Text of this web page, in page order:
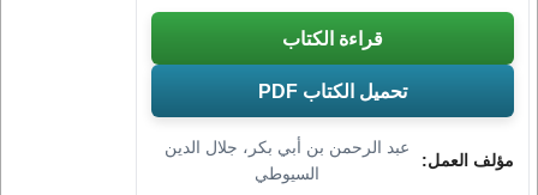
مؤلف العمل:
عبد الرحمن بن أبي بكر، جلال الدين
السيوطي
قراءة الكتاب
تحميل الكتاب PDF